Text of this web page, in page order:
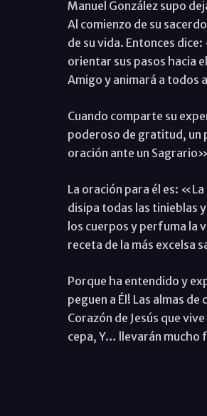
Manuel González supo
Al comienzo de su
de su vida. Entonces
orientar sus pasos hacia
Amigo y animará a todos
Cuando comparte su
poderoso de gratitud, un
oración ante un
La oración para él es: «La
disipa todas las tinieblas
los cuerpos y perfuma la
receta de la más excelsa
Porque ha entendido y
peguen a Él! Las almas
Corazón de Jesús que
cepa, Y… llevarán